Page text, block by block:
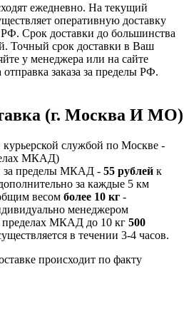
ежедневно. На текущий
оперативную доставку
Срок доставки до большинства
Точный срок доставки в Ваш
у менеджера или на сайте
заказа за пределы РФ.
(г. Москва И МО)
курьерской службой по Москве -
МКАД)
за пределы МКАД - 55 рублей к
за каждые 5 км
весом более 10 кг -
менеджером
пределах МКАД до 10 кг 500
в течении 3-4 часов.
происходит по факту